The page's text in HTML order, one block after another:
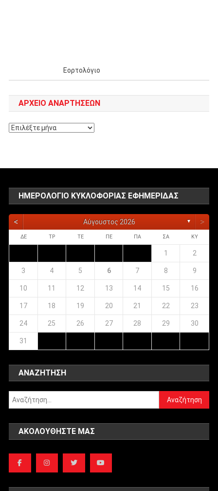
Εορτολόγιο
ΑΡΧΕΊΟ ΑΝΑΡΤΉΣΕΩΝ
Αρχείο
ΗΜΕΡΟΛΌΓΙΟ ΚΥΚΛΟΦΟΡΊΑΣ ΕΦΗΜΕΡΊΔΑΣ
< Αύγουστος 2026 ▼ >
ΔΕ ΤΡ ΤΕ ΠΕ ΠΑ ΣΑ ΚΥ
1 2
3 4 5 6 7 8 9
10 11 12 13 14 15 16
17 18 19 20 21 22 23
24 25 26 27 28 29 30
31
ΑΝΑΖΉΤΗΣΗ
Αναζήτηση
για:
ΑΚΟΛΟΥΘΉΣΤΕ ΜΑΣ